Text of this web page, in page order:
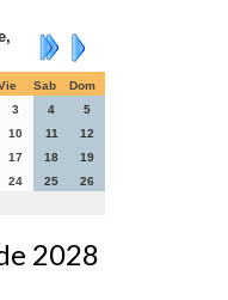
Sab
Dom
3 4
5
10 11
12
17 18
19
24 25
26
2028